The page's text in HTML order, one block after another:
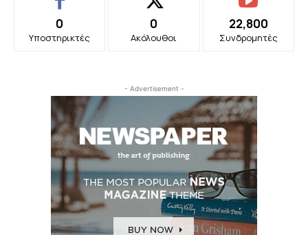
0
Υποστηρικτές
0
Ακόλουθοι
22,800
Συνδρομητές
- Advertisement -